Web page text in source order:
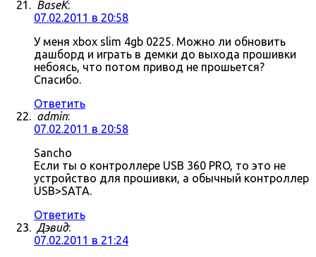
BaseK:
07.02.2011 в 20:58
У меня xbox slim 4gb 0225. Можно ли обновить
дашборд и играть в демки до выхода прошивки
небоясь, что потом привод не прошьется?
Спасибо.
Ответить
admin:
07.02.2011 в 20:58
Sancho
Если ты о контроллере USB 360 PRO, то это не
устройство для прошивки, а обычный контроллер
USB>SATA.
Ответить
Дэвид:
07.02.2011 в 21:24